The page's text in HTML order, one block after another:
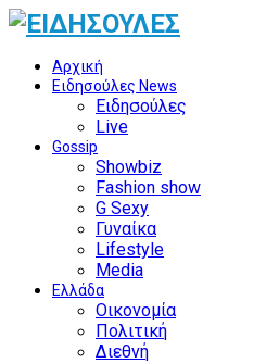
Αρχική
Ειδησούλες News
Ειδησούλες
Live
Gossip
Showbiz
Fashion show
G Sexy
Γυναίκα
Lifestyle
Media
Ελλάδα
Οικονομία
Πολιτική
Διεθνή